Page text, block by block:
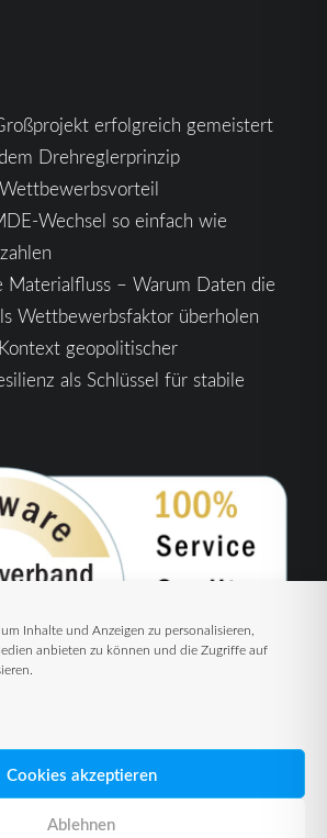
Inhalte und Anzeigen zu personalisieren,
anbieten zu können und die Zugriffe auf
Cookies akzeptieren
Ablehnen
erfolgreich gemeistert
Drehreglerprinzip
Wechsel so einfach wie
Materialfluss – Warum Daten die
Wettbewerbsfaktor überholen
geopolitischer
als Schlüssel für stabile